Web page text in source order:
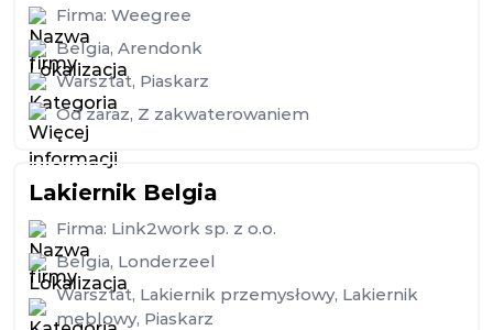
Firma: Weegree
Belgia, Arendonk
Warsztat, Piaskarz
Od zaraz, Z zakwaterowaniem
Lakiernik Belgia
Firma: Link2work sp. z o.o.
Belgia, Londerzeel
Warsztat, Lakiernik przemysłowy, Lakiernik
meblowy, Piaskarz